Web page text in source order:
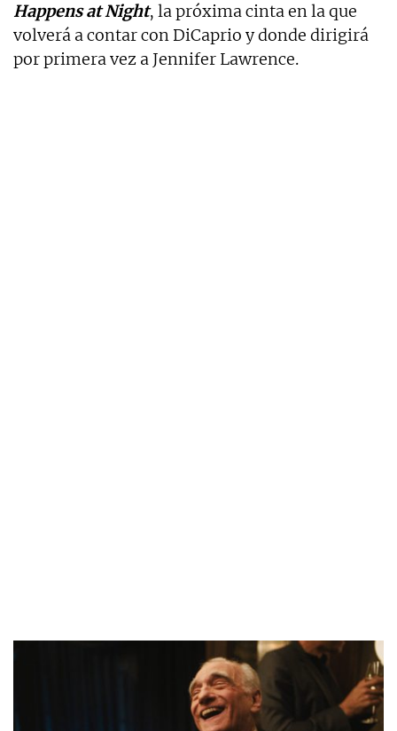
Happens at Night, la próxima cinta en la que
volverá a contar con DiCaprio y donde dirigirá
por primera vez a Jennifer Lawrence.